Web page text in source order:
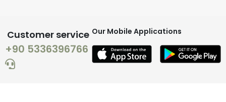
Customer service
+90 5336396766
Our Mobile Applications